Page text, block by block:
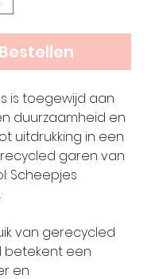
Bestellen
is toegewijd aan
duurzaamheid en
uitdrukking in een
garen van
Scheepjes
van gerecycled
betekent een
en